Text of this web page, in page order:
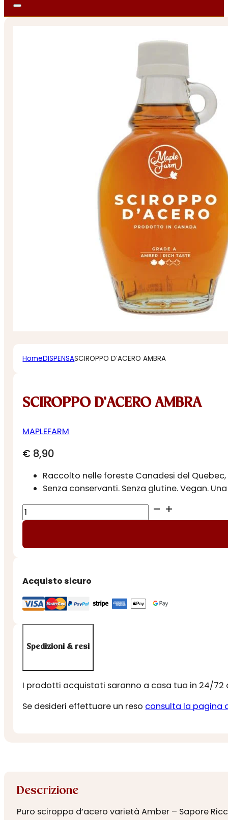
HomeDISPENSASCIROPPO D’ACERO AMBRA
SCIROPPO D’ACERO AMBRA
MAPLEFARM
€ 8,90
Raccolto nelle foreste Canadesi del
Senza conservanti. Senza glutine. Vegan.
SCIROPPO
D'ACERO
quantità
Acquisto sicuro
Spedizioni & resi
I prodotti acquistati saranno a casa tua in 24/72
Se desideri effettuare un reso consulta la pagina
Descrizione
Puro sciroppo d’acero varietà Amber – Sapore